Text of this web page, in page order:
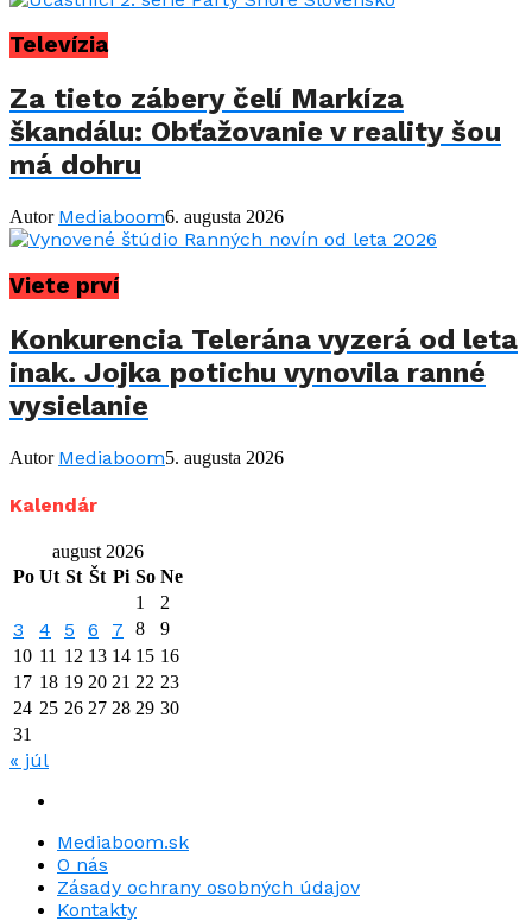
Televízia
Za tieto zábery čelí Markíza
škandálu: Obťažovanie v reality šou
má dohru
Autor Mediaboom6. augusta 2026
Viete prví
Konkurencia Telerána vyzerá od leta
inak. Jojka potichu vynovila ranné
vysielanie
Autor Mediaboom5. augusta 2026
Kalendár
august 2026
Po Ut St Št Pi So Ne
1
2
3 4 5 6 7 8
9
10 11 12 13 14 15 16
17 18 19 20 21 22 23
24 25 26 27 28 29 30
31
« júl
Mediaboom.sk
O nás
Zásady ochrany osobných údajov
Kontakty